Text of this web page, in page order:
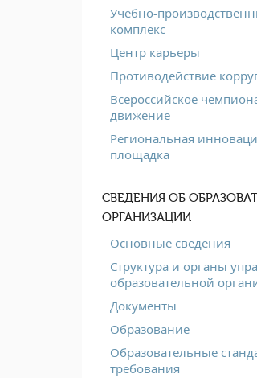
Учебно-
комплекс
Центр карьеры
Противодействие
Всероссийское
движение
Региональная
площадка
СВЕДЕНИЯ ОБ
ОРГАНИЗАЦИИ
Основные сведения
Структура и органы
образовательной
Документы
Образование
Образовательные
требования